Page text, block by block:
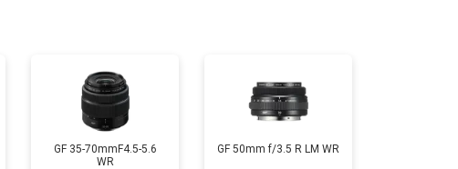
GF 35-70mmF4.5-5.6
WR
GF 50mm f/3.5 R LM WR